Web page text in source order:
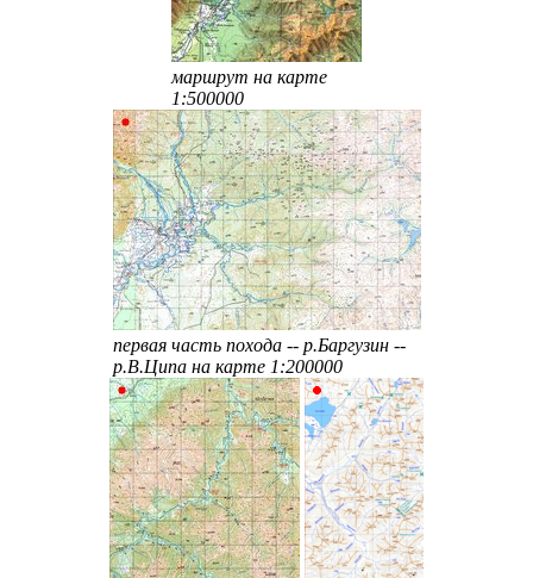
маршрут на карте
1:500000
первая часть похода -- р.Баргузин --
р.В.Ципа на карте 1:200000